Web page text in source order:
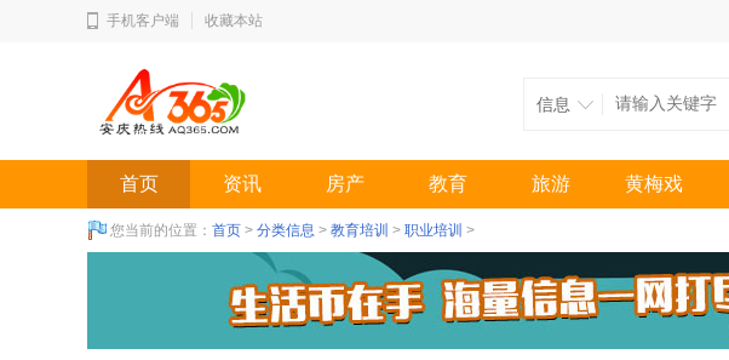
手机客户端 收藏本站
信息
首页 资讯 房产 教育 旅游 黄梅戏
您当前的位置： 首页 > 分类信息 > 教育培训 > 职业培训 >